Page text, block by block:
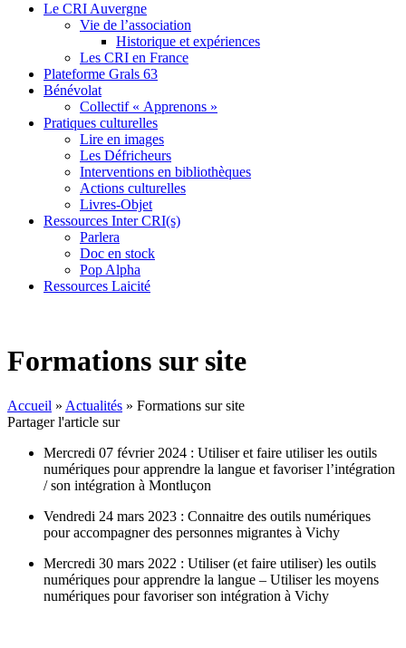
Le CRI Auvergne
Vie de l’association
Historique et expériences
Les CRI en France
Plateforme Grals 63
Bénévolat
Collectif « Apprenons »
Pratiques culturelles
Lire en images
Les Défricheurs
Interventions en bibliothèques
Actions culturelles
Livres-Objet
Ressources Inter CRI(s)
Parlera
Doc en stock
Pop Alpha
Ressources Laicité
Formations sur site
Accueil » Actualités » Formations sur site
Partager l'article sur
Mercredi 07 février 2024 : Utiliser et faire utiliser les outils
numériques pour apprendre la langue et favoriser l’intégration
/ son intégration à Montluçon
Vendredi 24 mars 2023 : Connaitre des outils numériques
pour accompagner des personnes migrantes à Vichy
Mercredi 30 mars 2022 : Utiliser (et faire utiliser) les outils
numériques pour apprendre la langue – Utiliser les moyens
numériques pour favoriser son intégration à Vichy